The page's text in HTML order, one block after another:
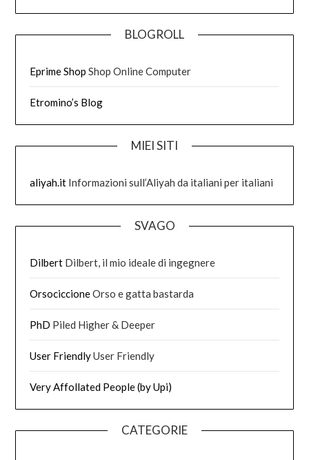
BLOGROLL
Eprime Shop Shop Online Computer
Etromino’s Blog
MIEI SITI
aliyah.it Informazioni sull’Aliyah da italiani per italiani
SVAGO
Dilbert Dilbert, il mio ideale di ingegnere
OrsociccioneOrso e gatta bastarda
PhD Piled Higher & Deeper
User FriendlyUser Friendly
Very Affollated People (by Upi)
CATEGORIE